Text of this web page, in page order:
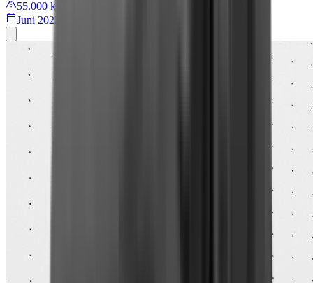
55.000 km
Juni 2022